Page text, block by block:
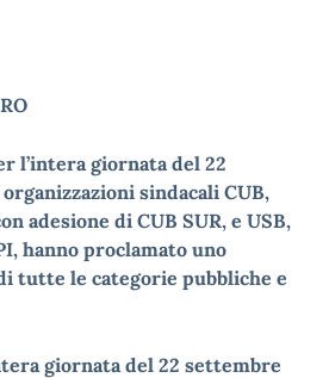
l’intera giornata del 22
sindacali CUB,
adesione di CUB SUR, e USB,
hanno proclamato uno
tutte le categorie pubbliche e
giornata del 22 settembre